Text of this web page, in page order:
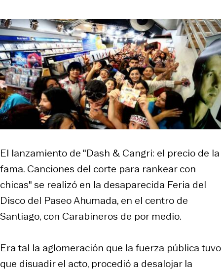
El lanzamiento de "Dash & Cangri: el precio de la
fama. Canciones del corte para rankear con
chicas" se realizó en la desaparecida Feria del
Disco del Paseo Ahumada, en el centro de
Santiago, con Carabineros de por medio.
Era tal la aglomeración que la fuerza pública tuvo
que disuadir el acto, procedió a desalojar la